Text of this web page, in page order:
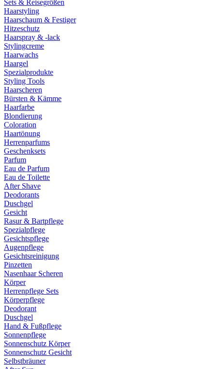
Sets & Reisegrößen
Haarstyling
Haarschaum & Festiger
Hitzeschutz
Haarspray & -lack
Stylingcreme
Haarwachs
Haargel
Spezialprodukte
Styling Tools
Haarscheren
Bürsten & Kämme
Haarfarbe
Blondierung
Coloration
Haartönung
Herrenparfums
Geschenksets
Parfum
Eau de Parfum
Eau de Toilette
After Shave
Deodorants
Duschgel
Gesicht
Rasur & Bartpflege
Spezialpflege
Gesichtspflege
Augenpflege
Gesichtsreinigung
Pinzetten
Nasenhaar Scheren
Körper
Herrenpflege Sets
Körperpflege
Deodorant
Duschgel
Hand & Fußpflege
Sonnenpflege
Sonnenschutz Körper
Sonnenschutz Gesicht
Selbstbräuner